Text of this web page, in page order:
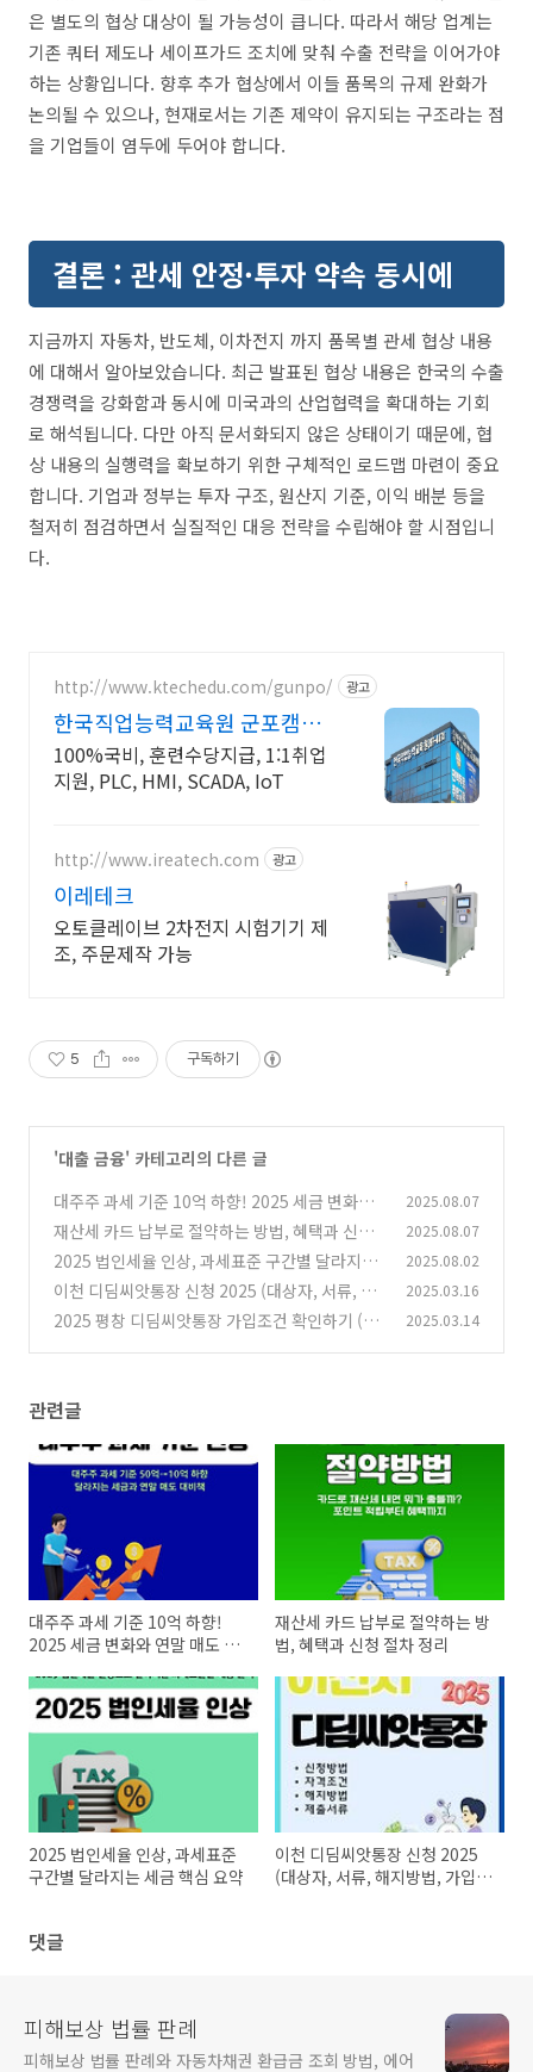
은 별도의 협상 대상이 될 가능성이 큽니다. 따라서 해당 업계는
기존 쿼터 제도나 세이프가드 조치에 맞춰 수출 전략을 이어가야
하는 상황입니다. 향후 추가 협상에서 이들 품목의 규제 완화가
논의될 수 있으나, 현재로서는 기존 제약이 유지되는 구조라는 점
을 기업들이 염두에 두어야 합니다.
결론 : 관세 안정·투자 약속 동시에
지금까지 자동차, 반도체, 이차전지 까지 품목별 관세 협상 내용
에 대해서 알아보았습니다. 최근 발표된 협상 내용은 한국의 수출
경쟁력을 강화함과 동시에 미국과의 산업협력을 확대하는 기회
로 해석됩니다. 다만 아직 문서화되지 않은 상태이기 때문에, 협
상 내용의 실행력을 확보하기 위한 구체적인 로드맵 마련이 중요
합니다. 기업과 정부는 투자 구조, 원산지 기준, 이익 배분 등을
철저히 점검하면서 실질적인 대응 전략을 수립해야 할 시점입니
다.
http://www.ktechedu.com/gunpo/ 광고
한국직업능력교육원 군포캠퍼
스
100%국비, 훈련수당지급, 1:1취업
지원, PLC, HMI, SCADA, IoT
http://www.ireatech.com 광고
이레테크
오토클레이브 2차전지 시험기기 제
조, 주문제작 가능
5 구독하기
'대출 금융' 카테고리의 다른 글
대주주 과세 기준 10억 하향! 2025 세금 변화와
연말 매도 대비 전략
(4)
2025.08.07
재산세 카드 납부로 절약하는 방법, 혜택과 신청
절차 정리
(2)
2025.08.07
2025 법인세율 인상, 과세표준 구간별 달라지는
세금 핵심 요약 (4)
2025.08.02
이천 디딤씨앗통장 신청 2025 (대상자, 서류, 해
지방법, 가입 은행) (0)
2025.03.16
2025 평창 디딤씨앗통장 가입조건 확인하기 (한
2025.03.14
관련글
대주주 과세 기준 10억 하향!
2025 세금 변화와 연말 매도 대
재산세 카드 납부로 절약하는 방
법, 혜택과 신청 절차 정리
2025 법인세율 인상, 과세표준
구간별 달라지는 세금 핵심 요약
이천 디딤씨앗통장 신청 2025
(대상자, 서류, 해지방법, 가입
댓글
피해보상 법률 판례
피해보상 법률 판례와 자동차채권 환급금 조회 방법, 에어